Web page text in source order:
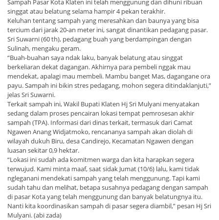
Sampah Pasar Kota Klaten ini telah menggunung dan dihuni ribuan
singgat atau belatung selama hampir 4 pekan terakhir.
Keluhan tentang sampah yang meresahkan dan baunya yang bisa
tercium dari jarak 20-an meter ini, sangat dinantikan pedagang pasar.
Sri Suwarni (60 th), pedagang buah yang berdampingan dengan
Sulinah, mengaku geram.
“Buah-buahan saya ndak laku, banyak belatung atau singgat
berkeliaran dekat dagangan. Akhirnya para pembeli nggak mau
mendekat, apalagi mau membeli. Mambu banget Mas, dagangane ora
payu. Sampah ini bikin stres pedagang, mohon segera ditindaklanjuti,”
jelas Sri Suwarni.
Terkait sampah ini, Wakil Bupati Klaten Hj Sri Mulyani menyatakan
sedang dalam proses pencairan lokasi tempat pemrosesan akhir
sampah (TPA). Informasi dari dinas terkait, termasuk dari Camat
Ngawen Anang Widjatmoko, rencananya sampah akan diolah di
wilayah dukuh Biru, desa Candirejo, Kecamatan Ngawen dengan
luasan sekitar 0,9 hektar.
“Lokasi ini sudah ada komitmen warga dan kita harapkan segera
terwujud. Kami minta maaf, saat sidak Jumat (10/6) lalu, kami tidak
ngleganani mendekati sampah yang telah menggunung. Tapi kami
sudah tahu dan melihat, betapa susahnya pedagang dengan sampah
di pasar Kota yang telah menggunung dan banyak belatungnya itu.
Nanti kita koordinasikan sampah di pasar segera diambil,” pesan Hj Sri
Mulyani. (abi zada)